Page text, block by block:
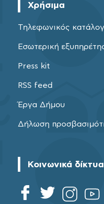
Χρήσιμα
Τηλεφωνικός
Εσωτερική
Press kit
RSS feed
Έργα Δήμου
Δήλωση
Κοινωνικά